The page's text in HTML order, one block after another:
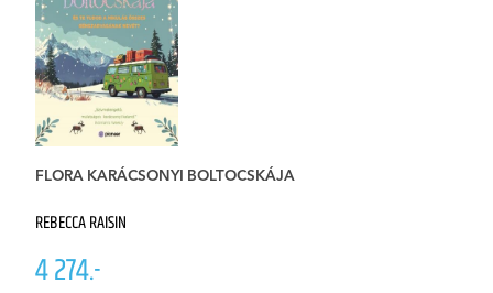
FLORA KARÁCSONYI BOLTOCSKÁJA
REBECCA RAISIN
4 274.-